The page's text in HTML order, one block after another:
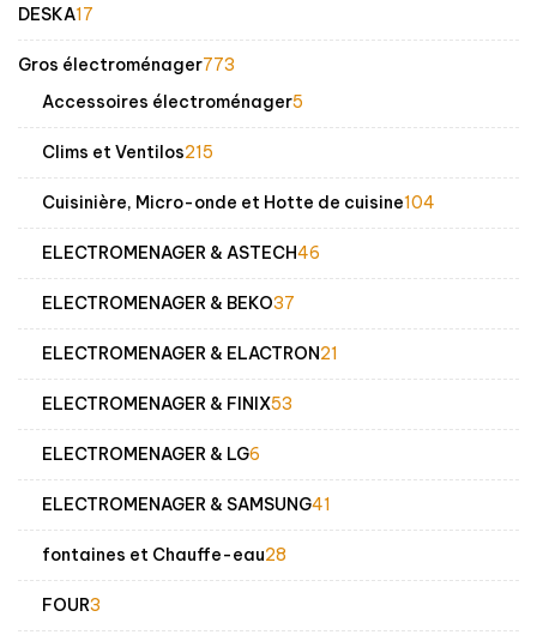
DESKA17
produits
Gros électroménager773
Accessoires électroménager5
produits
Clims et Ventilos215
produits
Cuisinière, Micro-onde et Hotte de cuisine104
produits
ELECTROMENAGER & ASTECH46
produits
ELECTROMENAGER & BEKO37
produits
ELECTROMENAGER & ELACTRON21
produits
ELECTROMENAGER & FINIX53
produits
ELECTROMENAGER & LG6
produits
ELECTROMENAGER & SAMSUNG41
produits
fontaines et Chauffe-eau28
produits
FOUR3
produits